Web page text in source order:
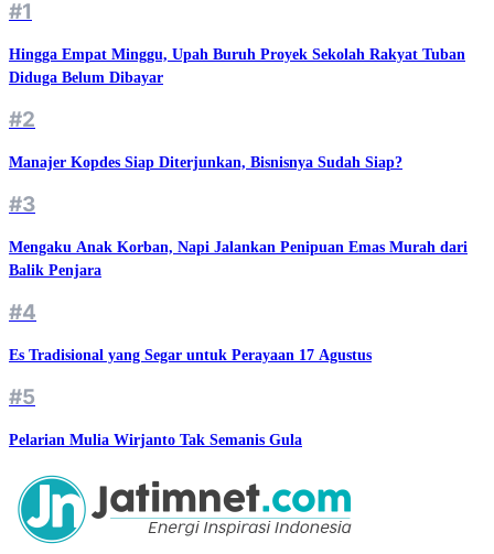
#1
Hingga Empat Minggu, Upah Buruh Proyek Sekolah Rakyat Tuban
Diduga Belum Dibayar
#2
Manajer Kopdes Siap Diterjunkan, Bisnisnya Sudah Siap?
#3
Mengaku Anak Korban, Napi Jalankan Penipuan Emas Murah dari
Balik Penjara
#4
Es Tradisional yang Segar untuk Perayaan 17 Agustus
#5
Pelarian Mulia Wirjanto Tak Semanis Gula